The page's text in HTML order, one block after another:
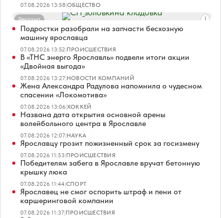
07.08.2026 13:58|ОБЩЕСТВО
Реклама
Подростки разобрали на запчасти бесхозную
машину ярославца
07.08.2026 13:52|ПРОИСШЕСТВИЯ
В «ТНС энерго Ярославль» подвели итоги акции
«Двойная выгода»
07.08.2026 13:27|НОВОСТИ КОМПАНИЙ
Жена Александра Радулова напомнила о чудесном
спасении «Локомотива»
07.08.2026 13:06|ХОККЕЙ
Названа дата открытия основной арены
волейбольного центра в Ярославле
07.08.2026 12:07|НАУКА
Ярославцу грозит пожизненный срок за госизмену
07.08.2026 11:53|ПРОИСШЕСТВИЯ
Победителям забега в Ярославле вручат бетонную
крышку люка
07.08.2026 11:44|СПОРТ
Ярославец не смог оспорить штраф и пени от
каршеринговой компании
07.08.2026 11:37|ПРОИСШЕСТВИЯ